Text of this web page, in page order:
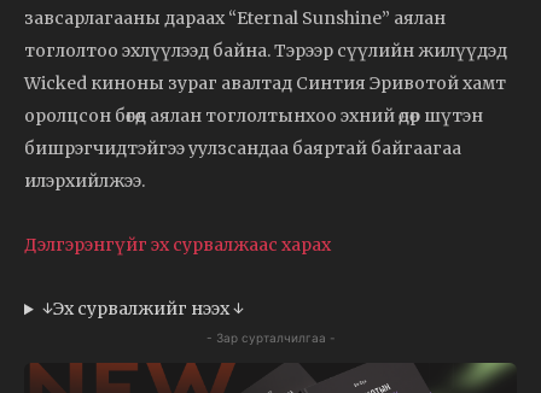
завсарлагааны дараах “Eternal Sunshine” аялан
тоглолтоо эхлүүлээд байна. Тэрээр сүүлийн жилүүдэд
Wicked киноны зураг авалтад Синтия Эривотой хамт
оролцсон бөгөөд аялан тоглолтынхоо эхний өдөр шүтэн
бишрэгчидтэйгээ уулзсандаа баяртай байгаагаа
илэрхийлжээ.
Дэлгэрэнгүйг эх сурвалжаас харах
↓Эх сурвалжийг нээх ↓
- Зар сурталчилгаа -